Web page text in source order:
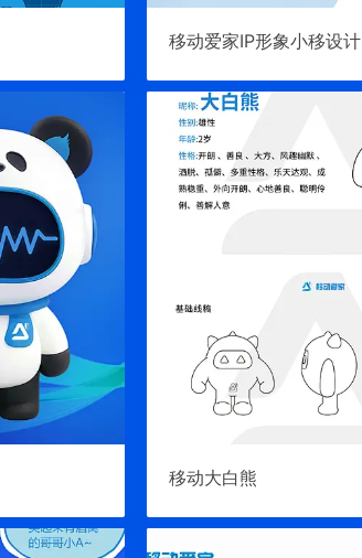
移动爱家IP形象小移设计
移动大白熊